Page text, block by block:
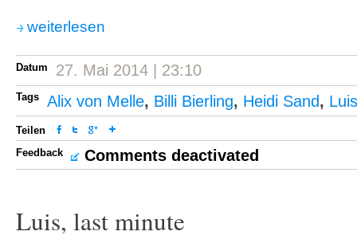
weiterlesen
Datum 27. Mai 2014 | 23:10
Tags Alix von Melle, Billi Bierling, Heidi Sand,
Teilen
Feedback
Comments deactivated
Luis, last minute